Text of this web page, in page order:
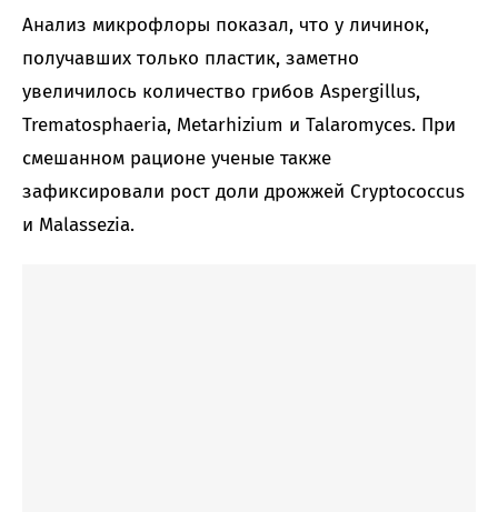
Анализ микрофлоры показал, что у личинок,
получавших только пластик, заметно
увеличилось количество грибов Aspergillus,
Trematosphaeria, Metarhizium и Talaromyces. При
смешанном рационе ученые также
зафиксировали рост доли дрожжей Cryptococcus
и Malassezia.